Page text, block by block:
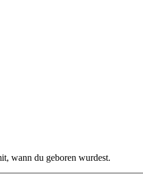
wann du geboren wurdest.